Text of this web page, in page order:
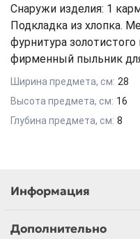
Снаружи изделия: 1
Подкладка из хлопка.
фурнитура
фирменный пыльник
Ширина предмета, см: 28
Высота предмета, см: 16
Глубина предмета, см: 8
Информация
Дополнительно